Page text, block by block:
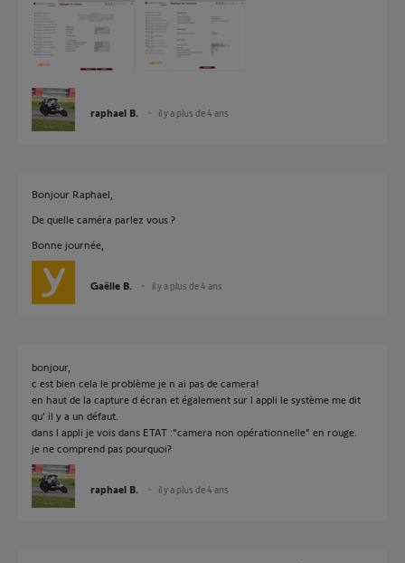
raphael B. il y a plus de 4 ans
Bonjour Raphael,
De quelle caméra parlez vous ?
Bonne journée,
Gaëlle B. il y a plus de 4 ans
bonjour,
c est bien cela le problème je n ai pas de camera!
en haut de la capture d écran et également sur l appli le système me dit
qu' il y a un défaut.
dans l appli je vois dans ETAT :"camera non opérationnelle" en rouge.
je ne comprend pas pourquoi?
raphael B. il y a plus de 4 ans